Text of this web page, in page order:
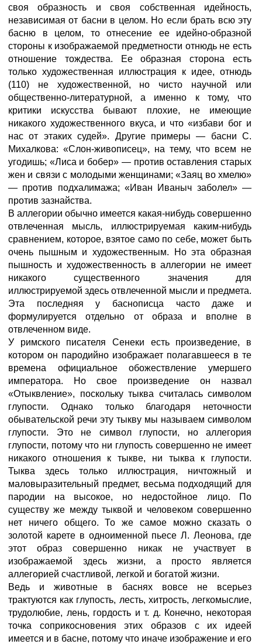
своя образность и своя собственная идейность,
независимая от басни в целом. Но если брать всю эту
басню в целом, то отнесение ее идейно-образной
стороны к изображаемой предметности отнюдь не есть
отношение тождества. Ее образная сторона есть
только художественная иллюстрация к идее, отнюдь
(110) не художественной, но чисто научной или
общественно-литературной, а именно к тому, что
критики искусства бывают плохие, не имеющие
никакого художественного вкуса, и что «избави бог и
нас от этаких судей». Другие примеры — басни С.
Михалкова: «Слон-живописец», на тему, что всем не
угодишь; «Лиса и бобер» — против оставления старых
жен и связи с молодыми женщинами; «Заяц во хмелю»
— против подхалимажа; «Иван Иваныч заболел» —
против зазнайства.
В аллегории обычно имеется какая-нибудь совершенно
отвлеченная мысль, иллюстрируемая каким-нибудь
сравнением, которое, взятое само по себе, может быть
очень пышным и художественным. Но эта образная
пышность и художественность в аллегории не имеет
никакого существенного значения для
иллюстрируемой здесь отвлеченной мысли и предмета.
Эта последняя у баснописца часто даже и
формулируется отдельно от образа и вполне в
отвлеченном виде.
У римского писателя Сенеки есть произведение, в
котором он пародийно изображает полагавшееся в те
времена официальное обожествление умершего
императора. Но свое произведение он назвал
«Отыквление», поскольку тыква считалась символом
глупости. Однако только благодаря неточности
обывательской речи эту тыкву мы называем символом
глупости. Это не символ глупости, но аллегория
глупости, потому что ни глупость совершенно не имеет
никакого отношения к тыкве, ни тыква к глупости.
Тыква здесь только иллюстрация, ничтожный и
маловыразительный предмет, весьма подходящий для
пародии на высокое, но недостойное лицо. По
существу же между тыквой и человеком совершенно
нет ничего общего. То же самое можно сказать о
золотой карете в одноименной пьесе Л. Леонова, где
этот образ совершенно никак не участвует в
изображаемой здесь жизни, а просто является
аллегорией счастливой, легкой и богатой жизни.
Ведь и животные в баснях вовсе не всерьез
трактуются как глупость, лесть, хитрость, легкомыслие,
трудолюбие, лень, гордость и т. д. Конечно, некоторая
точка соприкосновения этих образов с их идеей
имеется и в басне, потому что иначе изображение и его